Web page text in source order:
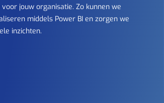
jouw organisatie. Zo kunnen we
middels Power BI en zorgen we
inzichten.